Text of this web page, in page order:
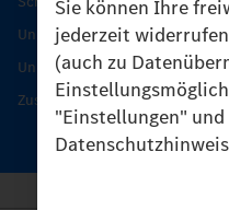
Sie können Ihre
jederzeit
(auch zu
"Einstellungen"
Unimog Serviceangebot
Unimog Servicetage
Zusatzleistungen